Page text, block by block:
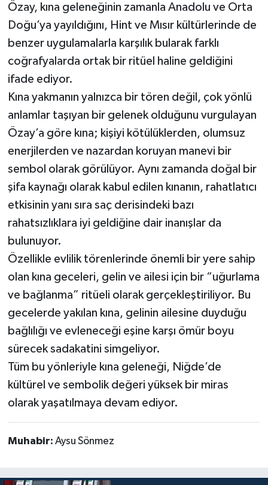
Özay, kına geleneğinin zamanla Anadolu ve Orta
Doğu’ya yayıldığını, Hint ve Mısır kültürlerinde de
benzer uygulamalarla karşılık bularak farklı
coğrafyalarda ortak bir ritüel haline geldiğini
ifade ediyor.
Kına yakmanın yalnızca bir tören değil, çok yönlü
anlamlar taşıyan bir gelenek olduğunu vurgulayan
Özay’a göre kına; kişiyi kötülüklerden, olumsuz
enerjilerden ve nazardan koruyan manevi bir
sembol olarak görülüyor. Aynı zamanda doğal bir
şifa kaynağı olarak kabul edilen kınanın, rahatlatıcı
etkisinin yanı sıra saç derisindeki bazı
rahatsızlıklara iyi geldiğine dair inanışlar da
bulunuyor.
Özellikle evlilik törenlerinde önemli bir yere sahip
olan kına geceleri, gelin ve ailesi için bir “uğurlama
ve bağlanma” ritüeli olarak gerçekleştiriliyor. Bu
gecelerde yakılan kına, gelinin ailesine duyduğu
bağlılığı ve evleneceği eşine karşı ömür boyu
sürecek sadakatini simgeliyor.
Tüm bu yönleriyle kına geleneği, Niğde’de
kültürel ve sembolik değeri yüksek bir miras
olarak yaşatılmaya devam ediyor.
Muhabir: Aysu Sönmez